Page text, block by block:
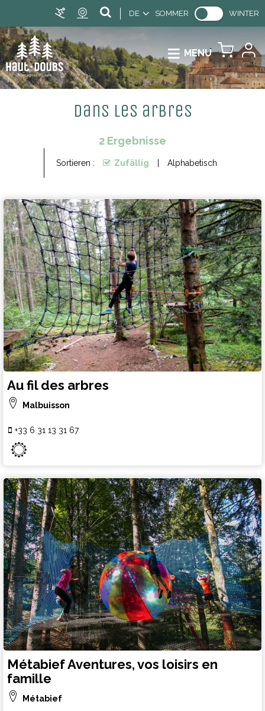
DE SOMMER WINTER
MENU
Dans les arbres
2 Ergebnisse
Sortieren : Zufällig Alphabetisch
Au fil des arbres
Malbuisson
+33 6 31 13 31 67
Métabief Aventures, vos loisirs en
famille
Métabief